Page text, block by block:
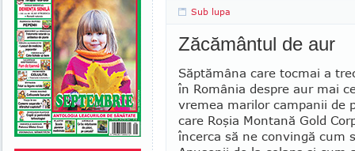
Sub lupa
Zăcământul de aur
Săptămâna care tocmai a
în România despre aur mai
vremea marilor campanii de
care Roşia Montană Gold
încerca să ne convingă cum